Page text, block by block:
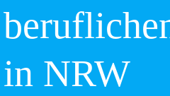
in NRW